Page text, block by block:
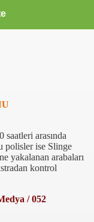
saatleri arasında
polisler ise Slinge
yakalanan arabaları
kontrol
/ 052